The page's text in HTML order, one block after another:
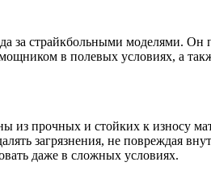
за страйкбольными моделями. Он
в полевых условиях, а
из прочных и стойких к износу
загрязнения, не повреждая
даже в сложных условиях.